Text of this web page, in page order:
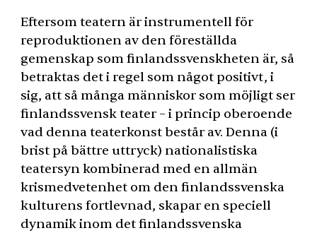
Eftersom teatern är instrumentell för
reproduktionen av den föreställda
gemenskap som finlandssvenskheten är, så
betraktas det i regel som något positivt, i
sig, att så många människor som möjligt ser
finlandssvensk teater – i princip oberoende
vad denna teaterkonst består av. Denna (i
brist på bättre uttryck) nationalistiska
teatersyn kombinerad med en allmän
krismedvetenhet om den finlandssvenska
kulturens fortlevnad, skapar en speciell
dynamik inom det finlandssvenska